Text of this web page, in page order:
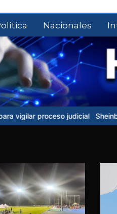
Nacionales
Sheinbaum no acudirá a